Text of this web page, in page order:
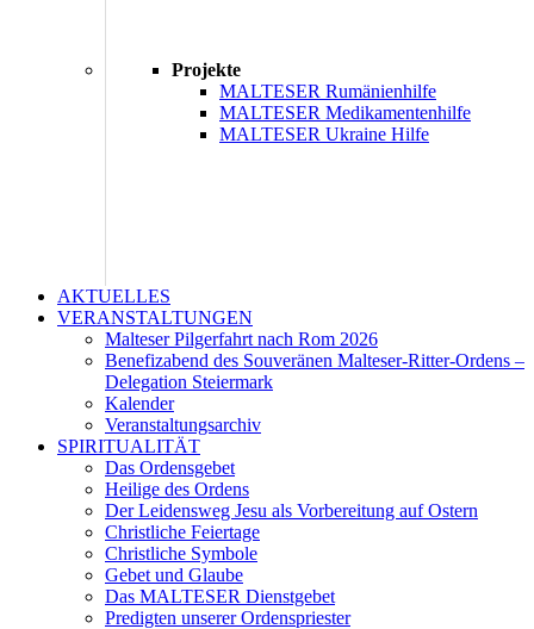
Projekte
MALTESER Rumänienhilfe
MALTESER Medikamentenhilfe
MALTESER Ukraine Hilfe
AKTUELLES
VERANSTALTUNGEN
Malteser Pilgerfahrt nach Rom 2026
Benefizabend des Souveränen Malteser-Ritter-Ordens –
Delegation Steiermark
Kalender
Veranstaltungsarchiv
SPIRITUALITÄT
Das Ordensgebet
Heilige des Ordens
Der Leidensweg Jesu als Vorbereitung auf Ostern
Christliche Feiertage
Christliche Symbole
Gebet und Glaube
Das MALTESER Dienstgebet
Predigten unserer Ordenspriester